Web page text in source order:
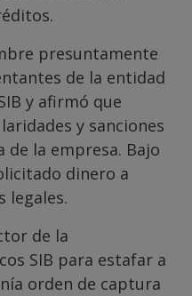
presuntamente
de la entidad
y afirmó que
y sanciones
la empresa. Bajo
dinero a
legales.
de la
SIB para estafar a
orden de captura